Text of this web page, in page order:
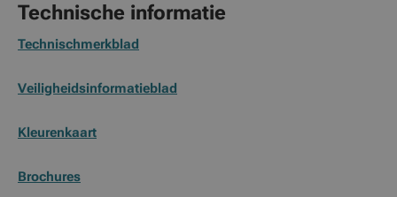
Technische informatie
Technischmerkblad
Veiligheidsinformatieblad
Kleurenkaart
Brochures